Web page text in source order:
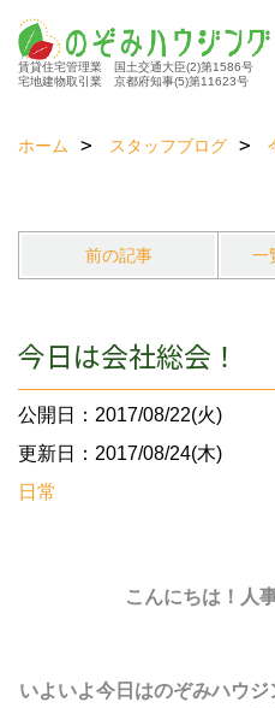
賃貸住宅管理業 国土交通大臣(2)第1586号
宅地建物取引業 京都府知事(5)第11623号
ホーム スタッフブログ
前の記事 一
今日は会社総会！
公開日：2017/08/22(火)
更新日：2017/08/24(木)
日常
こんにちは！人
いよいよ今日はのぞみハウジ